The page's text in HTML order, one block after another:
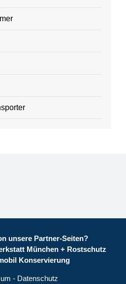
unsere Partner-Seiten?
München+ Rostschutz
Konservierung
- Datenschutz